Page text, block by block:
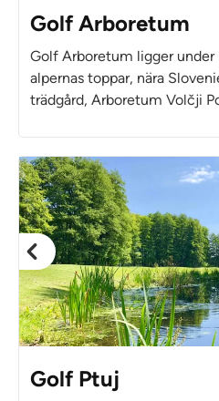
Golf Arboretum
Golf Arboretum ligger under
alpernas toppar, nära
trädgård, Arboretum Volčji
Golf Ptuj